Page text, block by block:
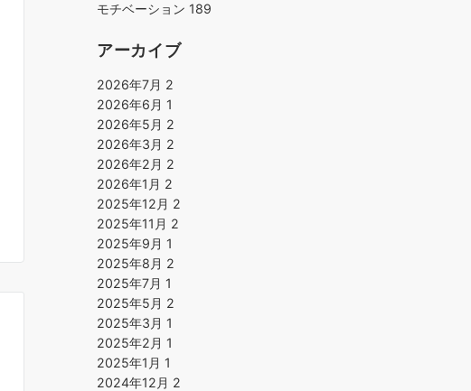
モチベーション 189
アーカイブ
2026年7月 2
2026年6月 1
2026年5月 2
2026年3月 2
2026年2月 2
2026年1月 2
2025年12月 2
2025年11月 2
2025年9月 1
2025年8月 2
2025年7月 1
2025年5月 2
2025年3月 1
2025年2月 1
2025年1月 1
2024年12月 2